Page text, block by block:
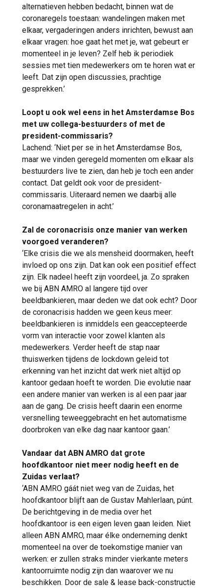
alternatieven hebben bedacht, binnen wat de
coronaregels toestaan: wandelingen maken met
elkaar, vergaderingen anders inrichten, bewust aan
elkaar vragen: hoe gaat het met je, wat gebeurt er
momenteel in je leven? Zelf heb ik periodiek
sessies met tien medewerkers om te horen wat er
leeft. Dat zijn open discussies, prachtige
gesprekken.’
Loopt u ook wel eens in het Amsterdamse Bos
met uw collega-bestuurders of met de
president-commissaris?
Lachend: ‘Niet per se in het Amsterdamse Bos,
maar we vinden geregeld momenten om elkaar als
bestuurders live te zien, dan heb je toch een ander
contact. Dat geldt ook voor de president-
commissaris. Uiteraard nemen we daarbij alle
coronamaatregelen in acht.’
Zal de coronacrisis onze manier van werken
voorgoed veranderen?
‘Elke crisis die we als mensheid doormaken, heeft
invloed op ons zijn. Dat kan ook een positief effect
zijn. Elk nadeel heeft zijn voordeel, ja. Zo spraken
we bij ABN AMRO al langere tijd over
beeldbankieren, maar deden we dat ook echt? Door
de coronacrisis hadden we geen keus meer:
beeldbankieren is inmiddels een geaccepteerde
vorm van interactie voor zowel klanten als
medewerkers. Verder heeft de stap naar
thuiswerken tijdens de lockdown geleid tot
erkenning van het inzicht dat werk niet altijd op
kantoor gedaan hoeft te worden. Die evolutie naar
een andere manier van werken is al een paar jaar
aan de gang. De crisis heeft daarin een enorme
versnelling teweeggebracht en het automatisme
doorbroken van elke dag naar kantoor gaan.’
Vandaar dat ABN AMRO dat grote
hoofdkantoor niet meer nodig heeft en de
Zuidas verlaat?
‘ABN AMRO gáát niet weg van de Zuidas, het
hoofdkantoor blijft aan de Gustav Mahlerlaan, púnt.
De berichtgeving in de media over het
hoofdkantoor is een eigen leven gaan leiden. Niet
alleen ABN AMRO, maar élke onderneming denkt
momenteel na over de toekomstige manier van
werken: er zullen straks minder vierkante meters
kantoorruimte nodig zijn dan waarover we nu
beschikken. Door de sale & lease back-constructie